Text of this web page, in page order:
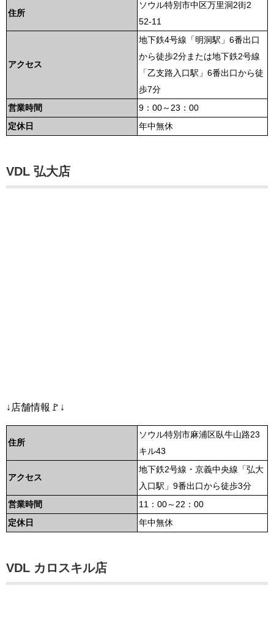
住所
ソウル特別市中区万里洞2街2
52-11
アクセス
地下鉄4号線「明洞駅」6番出口
から徒歩2分または地下鉄2号線
「乙支路入口駅」6番出口から徒
歩7分
営業時間
9：00～23：00
定休日
年中無休
VDL 弘大店
↓店舗情報🚩↓
住所
ソウル特別市麻浦区臥牛山路23
キル43
アクセス
地下鉄2号線・京義中央線「弘大
入口駅」9番出口から徒歩3分
営業時間
11：00～22：00
定休日
年中無休
VDL カロスキル店